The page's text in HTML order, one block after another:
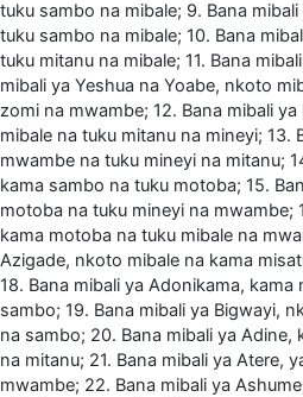
tuku sambo na mibale; 9. Bana
tuku sambo na mibale; 10. Bana
tuku mitanu na mibale; 11. Bana
mibali ya Yeshua na Yoabe, nkoto
zomi na mwambe; 12. Bana mibali
mibale na tuku mitanu na mineyi; 13.
mwambe na tuku mineyi na mitanu;
kama sambo na tuku motoba; 15.
motoba na tuku mineyi na mwambe;
kama motoba na tuku mibale na
Azigade, nkoto mibale na kama
18. Bana mibali ya Adonikama,
sambo; 19. Bana mibali ya Bigwayi,
na sambo; 20. Bana mibali ya
na mitanu; 21. Bana mibali ya Atere,
mwambe; 22. Bana mibali ya